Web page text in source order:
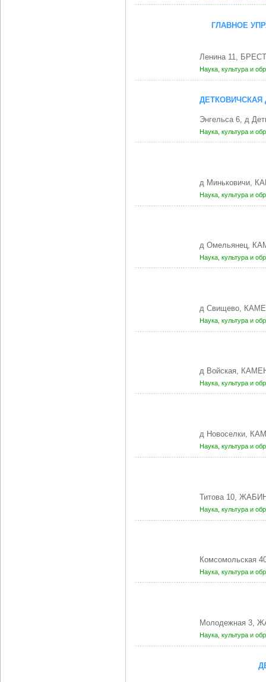
ГЛАВНОЕ
Ленина 11,
Наука, культура и
ДЕТКОВИЧСКАЯ
Энгельса 6, д
Наука, культура и
д Миньковичи,
Наука, культура и
д Омельянец,
Наука, культура и
д Свищево,
Наука, культура и
д Войская,
Наука, культура и
д Новоселки,
Наука, культура и
Титова 10,
Наука, культура и
Комсомольская
Наука, культура и
Молодежная 3,
Наука, культура и